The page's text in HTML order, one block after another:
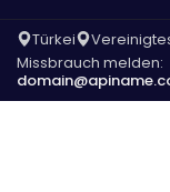
Türkei
Missbrauch melden: